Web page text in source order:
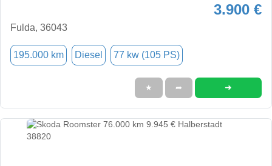
3.900 €
Fulda, 36043
195.000 km Diesel 77 kw (105 PS)
★ ➦ ➜